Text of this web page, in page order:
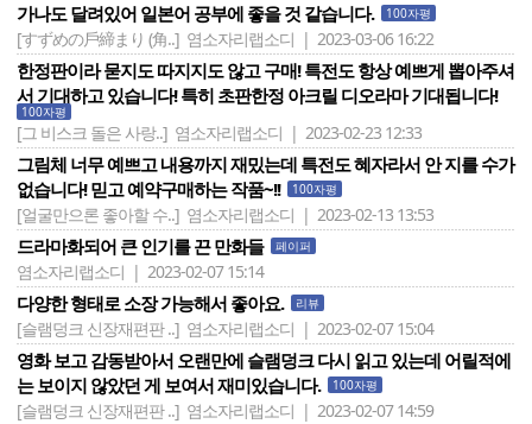
가나도 달려있어 일본어 공부에 좋을 것 같습니다.
100자평
[すずめの戶締まり (角..] 염소자리랩소디 | 2023-03-06 16:22
한정판이라 묻지도 따지지도 않고 구매! 특전도 항상 예쁘게 뽑아주셔
서 기대하고 있습니다! 특히 초판한정 아크릴 디오라마 기대됩니다!
100자평
[그 비스크 돌은 사랑..] 염소자리랩소디 | 2023-02-23 12:33
그림체 너무 예쁘고 내용까지 재밌는데 특전도 혜자라서 안 지를 수가
없습니다! 믿고 예약구매하는 작품~!!
100자평
[얼굴만으론 좋아할 수..] 염소자리랩소디 | 2023-02-13 13:53
드라마화되어 큰 인기를 끈 만화들 페이퍼
염소자리랩소디 | 2023-02-07 15:14
다양한 형태로 소장 가능해서 좋아요. 리뷰
[슬램덩크 신장재편판 ..] 염소자리랩소디 | 2023-02-07 15:04
영화 보고 감동받아서 오랜만에 슬램덩크 다시 읽고 있는데 어릴적에
는 보이지 않았던 게 보여서 재미있습니다.
100자평
[슬램덩크 신장재편판 ..] 염소자리랩소디 | 2023-02-07 14:59